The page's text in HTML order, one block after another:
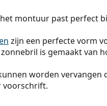
montuur past perfect
zijn een perfecte vorm
is gemaakt van
worden
voorschrift.